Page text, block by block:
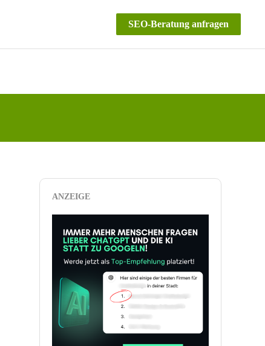
SEO-Beratung anfragen
ANZEIGE